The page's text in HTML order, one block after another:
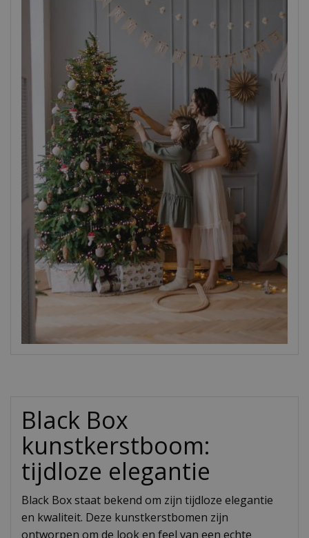
Black Box
kunstkerstboom:
tijdloze elegantie
Black Box staat bekend om zijn tijdloze elegantie
en kwaliteit. Deze kunstkerstbomen zijn
ontworpen om de look en feel van een echte